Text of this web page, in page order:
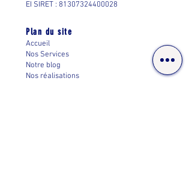
EI SIRET : 81307324400028
Plan du site
Accueil
Nos Services
Notre blog
Nos réalisations